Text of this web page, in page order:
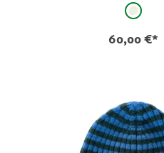
auswählen
natur
60,00 €*